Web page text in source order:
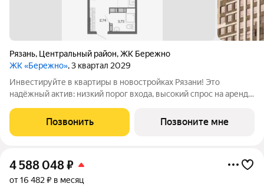
Рязань, Центральный район,ЖК Бережно
ЖК «Бережно», 3 квартал 2029
Инвестируйте в квартиры в новостройках Рязани! Это
надёжный актив: низкий порог входа, высокий спрос на аренду
Жилой квартал «Бережно» это проект класса Бизнес,
созданный с уважением к городу и
Позвонить Позвоните мне
4 588 048₽
от 16 482 ₽ в месяц